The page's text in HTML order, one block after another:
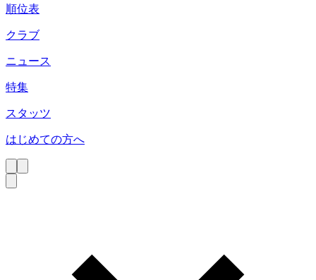
順位表
クラブ
ニュース
特集
スタッツ
はじめての方へ